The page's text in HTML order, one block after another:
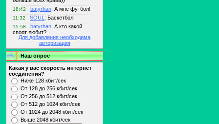
Для добавления необходима
авторизация
Наш опрос
Какая у вас скорость интернет
соединения?
Ниже 128 кбит/сек
От 128 до 256 кбит/сек
От 256 до 512 кбит/сек
От 512 до 1024 кбит/сек
От 1024 до 2048 кбит/сек
Выше 2048 кбит/сек